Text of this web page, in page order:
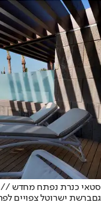
סטאי כנרת נפתח מחדש //
גםברשת ישרוטל צפויים